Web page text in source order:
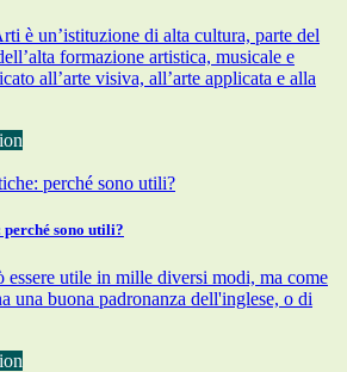
è un’istituzione di alta cultura, parte del
formazione artistica, musicale e
all’arte visiva, all’arte applicata e alla
sono utili?
essere utile in mille diversi modi, ma come
una buona padronanza dell'inglese, o di